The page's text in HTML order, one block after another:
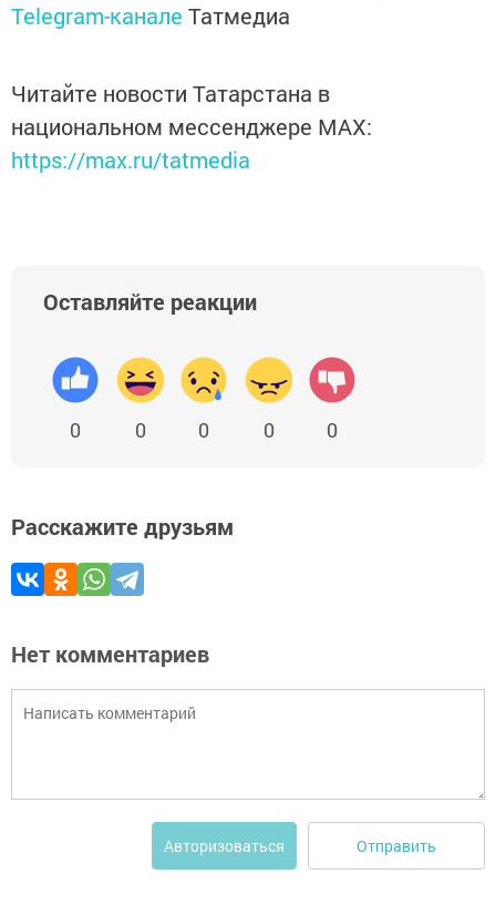
Telegram-канале Татмедиа
Читайте новости Татарстана в
национальном мессенджере MАХ:
https://max.ru/tatmedia
Оставляйте реакции
0 0 0 0 0
Расскажите друзьям
Нет комментариев
Авторизоваться Отправить